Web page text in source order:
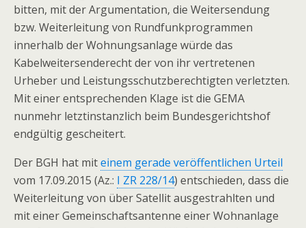
bitten, mit der Argumentation, die Weitersendung
bzw. Weiterleitung von Rundfunkprogrammen
innerhalb der Wohnungsanlage würde das
Kabelweitersenderecht der von ihr vertretenen
Urheber und Leistungsschutzberechtigten verletzten.
Mit einer entsprechenden Klage ist die GEMA
nunmehr letztinstanzlich beim Bundesgerichtshof
endgültig gescheitert.
Der BGH hat miteinem gerade veröffentlichen Urteil
vom 17.09.2015 (Az.: I ZR 228/14) entschieden, dass die
Weiterleitung von über Satellit ausgestrahlten und
mit einer Gemeinschaftsantenne einer Wohnanlage